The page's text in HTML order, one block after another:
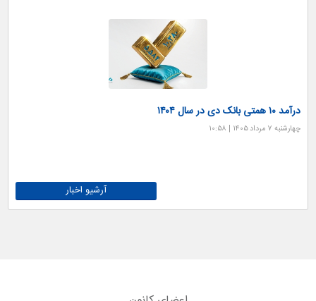
درآمد ۱۰ همتی بانک دی در سال ۱۴۰۴
چهارشنبه ۷ مرداد ۱۴۰۵ | ۱۰:۵۸
آرشیو اخبار